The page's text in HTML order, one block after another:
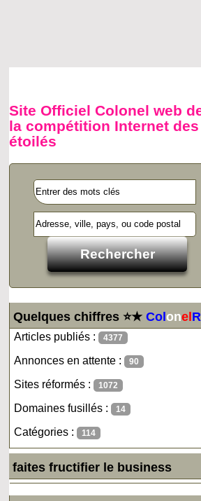
Site Officiel Colonel web
la compétition Internet
étoilés
Quelques chiffres ⭐★Colonel
Articles publiés : 4377
Annonces en attente : 90
Sites réformés : 1072
Domaines fusillés : 14
Catégories : 114
faites fructifier le business